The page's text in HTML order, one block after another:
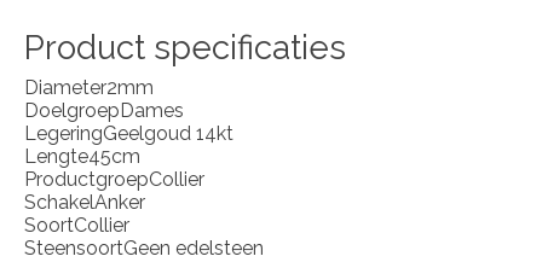
Product specificaties
Diameter2mm
Doelgroep Dames
LegeringGeelgoud 14kt
Lengte45cm
ProductgroepCollier
SchakelAnker
SoortCollier
SteensoortGeen edelsteen